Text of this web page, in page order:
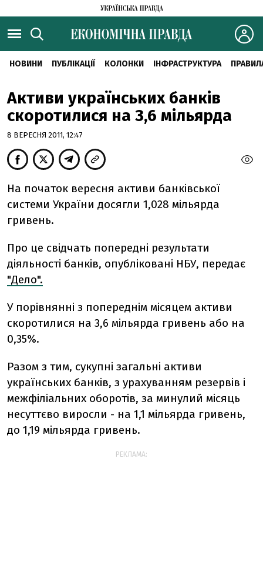
НОВИНИ ПУБЛІКАЦІЇ КОЛОНКИ ІНФРАСТРУКТУРА
Активи українських банків
скоротилися на 3,6 мільярда
8 ВЕРЕСНЯ 2011, 12:47
На початок вересня активи банківської
системи України досягли 1,028 мільярда
гривень.
Про це свідчать попередні результати
діяльності банків, опубліковані НБУ, передає
"Дело".
У порівнянні з попереднім місяцем активи
скоротилися на 3,6 мільярда гривень або на
0,35%.
Разом з тим, сукупні загальні активи
українських банків, з урахуванням резервів і
межфіліальних оборотів, за минулий місяць
несуттєво виросли - на 1,1 мільярда гривень,
до 1,19 мільярда гривень.
РЕКЛАМА: